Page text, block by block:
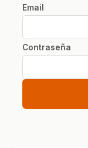
Email
Contraseña